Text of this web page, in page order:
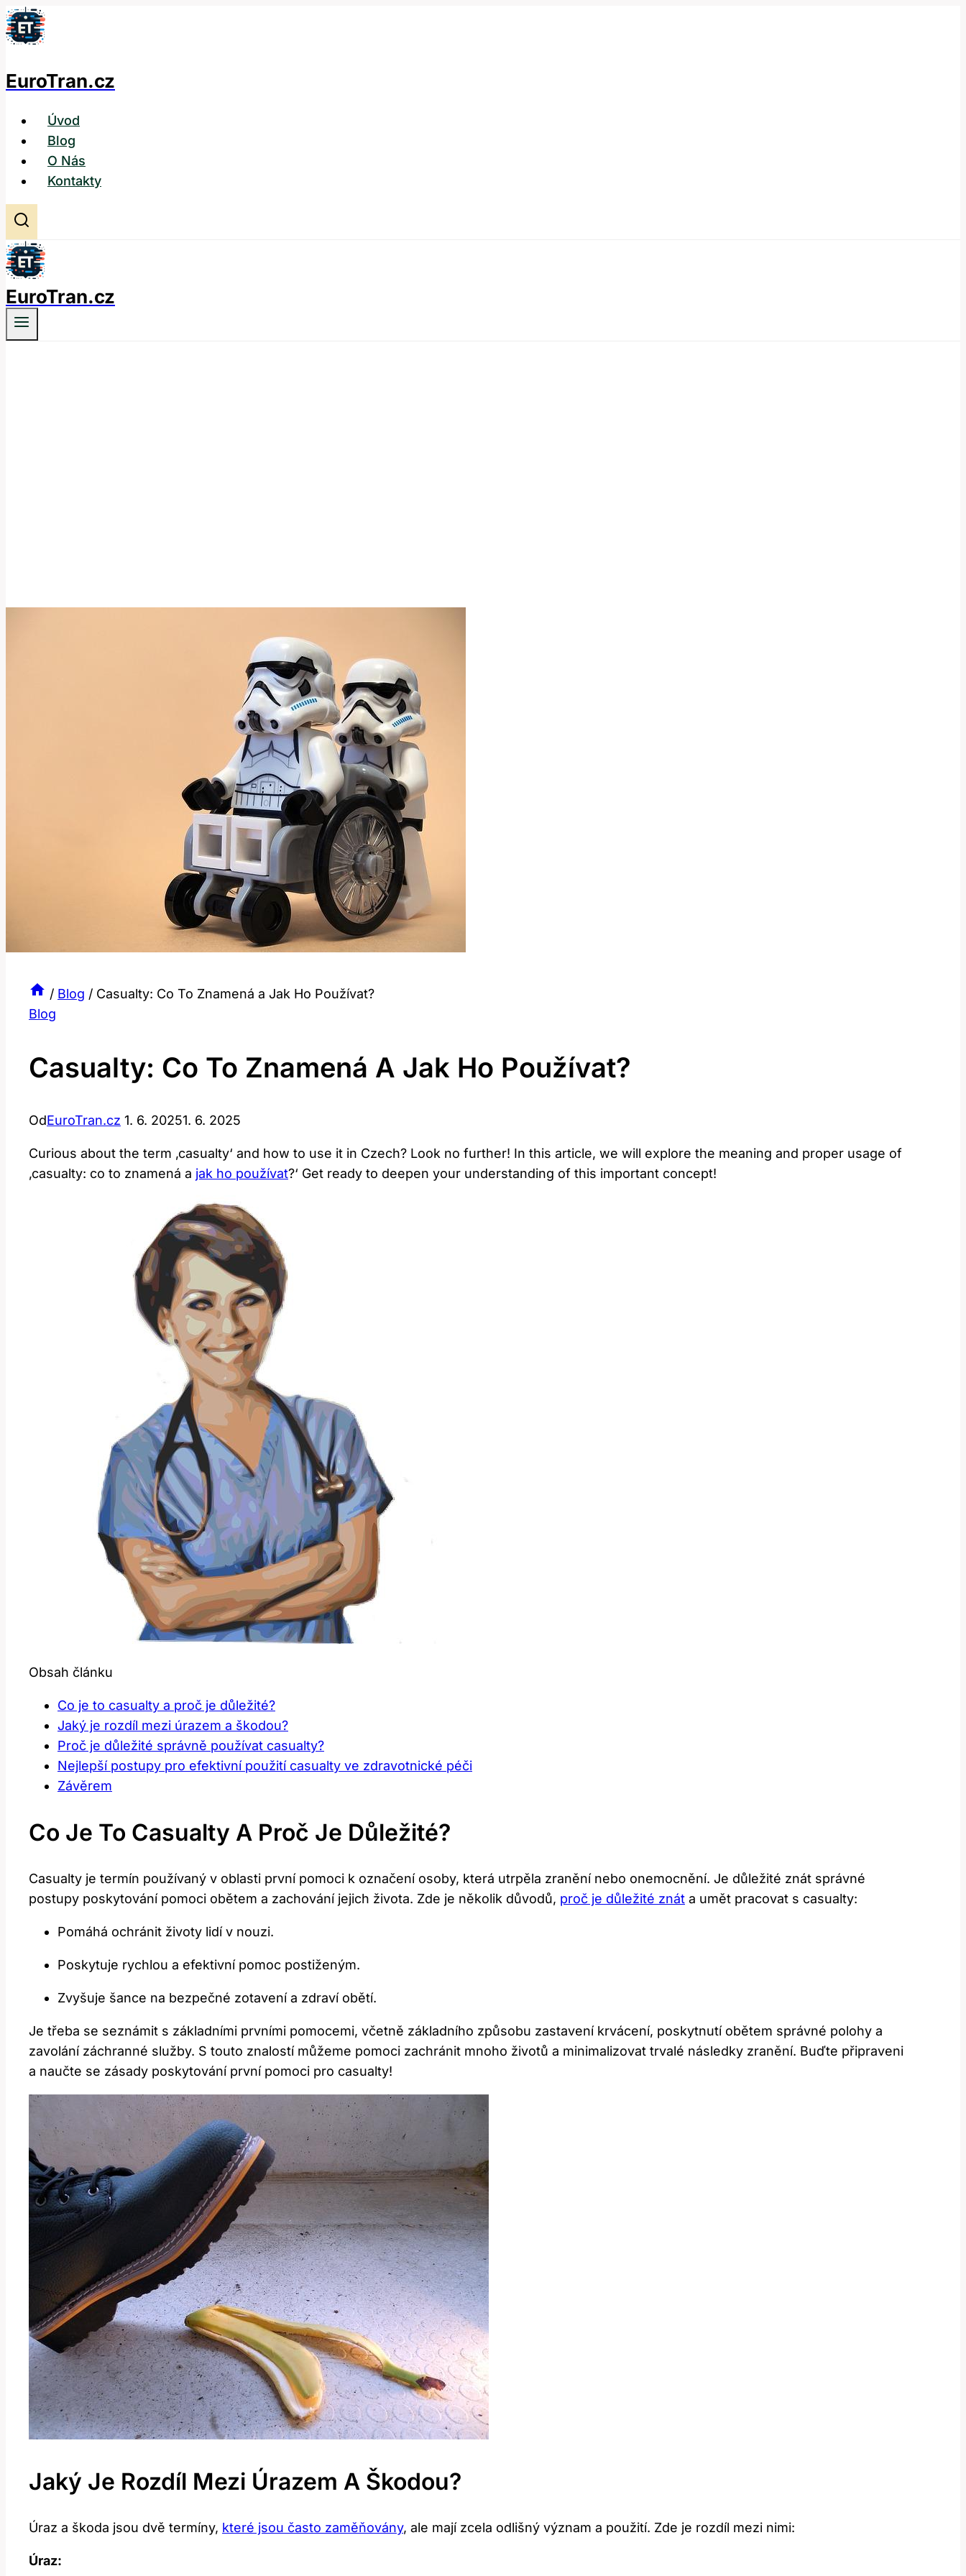
Přeskočit
na
EuroTran.cz
Úvod
Blog
O Nás
Kontakty
EuroTran.cz
/ Blog / Casualty: Co To Znamená a Jak Ho Používat?
Blog
Casualty: Co To Znamená A Jak Ho Používat?
OdEuroTran.cz 1. 6. 20251. 6. 2025
Curious about the term ‚casualty‘ and how to use it in Czech? Look no further! In this article, we will explore the meaning and proper usage of
‚casualty: co to znamená a jak ho používat?‘ Get ready to deepen your understanding of this important concept!
Obsah článku
Co je to casualty a proč je důležité?
Jaký je rozdíl mezi úrazem a škodou?
Proč je důležité správně používat casualty?
Nejlepší postupy pro efektivní použití casualty ve zdravotnické péči
Závěrem
Co Je To Casualty A Proč Je Důležité?
Casualty je termín používaný v oblasti první pomoci k označení osoby, která utrpěla zranění nebo onemocnění. Je důležité znát správné
postupy poskytování pomoci obětem a zachování jejich života. Zde je několik důvodů, proč je důležité znát a umět pracovat s casualty:
Pomáhá ochránit životy lidí v nouzi.
Poskytuje rychlou a efektivní pomoc postiženým.
Zvyšuje šance na bezpečné zotavení a zdraví obětí.
Je třeba se seznámit s základními prvními pomocemi, včetně základního způsobu zastavení krvácení, poskytnutí obětem správné polohy a
zavolání záchranné služby. S touto znalostí můžeme pomoci zachránit mnoho životů a minimalizovat trvalé následky zranění. Buďte připraveni
a naučte se zásady poskytování první pomoci pro casualty!
Jaký Je Rozdíl Mezi Úrazem A Škodou?
Úraz a škoda jsou dvě termíny, které jsou často zaměňovány, ale mají zcela odlišný význam a použití. Zde je rozdíl mezi nimi:
Úraz: